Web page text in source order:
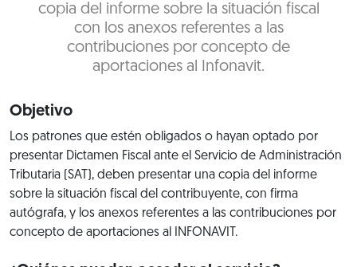
copia del informe sobre la situación fiscal
con los anexos referentes a las
contribuciones por concepto de
aportaciones al Infonavit.
Objetivo
Los patrones que estén obligados o hayan optado por
presentar Dictamen Fiscal ante el Servicio de Administración
Tributaria (SAT), deben presentar una copia del informe
sobre la situación fiscal del contribuyente, con firma
autógrafa, y los anexos referentes a las contribuciones por
concepto de aportaciones al INFONAVIT.